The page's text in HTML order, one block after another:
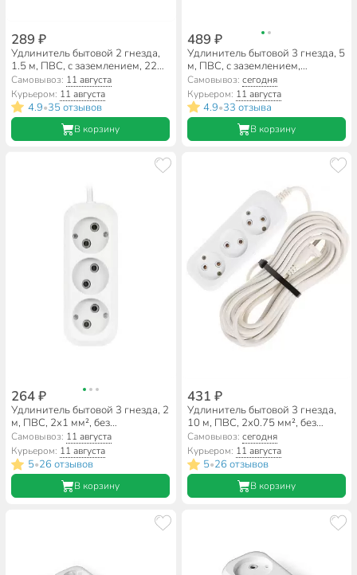
289 ₽
Удлинитель бытовой 2 гнезда,
1.5 м, ПВС, с заземлением, 2200
Вт, Союз, 481S-9201
Самовывоз: 11 августа
Курьером: 11 августа
4.9•35 отзывов
В корзину
489 ₽
Удлинитель бытовой 3 гнезда, 5
м, ПВС, с заземлением,
выключатель, 2200 Вт, Союз,
481S-7305
Самовывоз: сегодня
Курьером: 11 августа
4.9•33 отзыва
В корзину
264 ₽
Удлинитель бытовой 3 гнезда, 2
м, ПВС, 2х1 мм², без
заземления, Smartbuy, SBE-10-
3-02-N
Самовывоз: 11 августа
Курьером: 11 августа
5•26 отзывов
В корзину
431 ₽
Удлинитель бытовой 3 гнезда,
10 м, ПВС, 2х0.75 мм², без
заземления, 10 А, Jett, РС-3,
155-209
Самовывоз: сегодня
Курьером: 11 августа
5•26 отзывов
В корзину